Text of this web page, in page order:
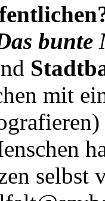
bunte
mit
selbst